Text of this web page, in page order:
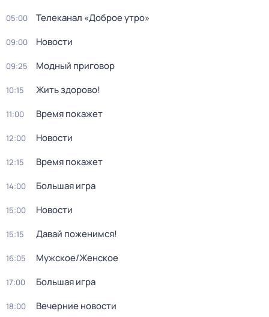
05:00 Телеканал «Доброе утро»
09:00 Новости
09:25 Модный приговор
10:15 Жить здорово!
11:00 Время покажет
12:00 Новости
12:15 Время покажет
14:00 Большая игра
15:00 Новости
15:15 Давай поженимся!
16:05 Мужское/Женское
17:00 Большая игра
18:00 Вечерние новости